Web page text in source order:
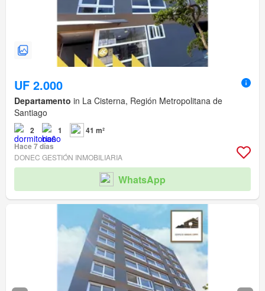
UF 2.000
Departamento in La Cisterna, Región Metropolitana de
Santiago
2 1
41 m²
Hace 7 días
DONEC GESTIÓN INMOBILIARIA
WhatsApp